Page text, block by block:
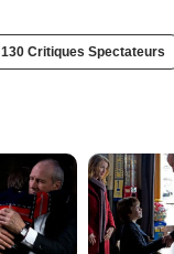
130 Critiques Spectateurs